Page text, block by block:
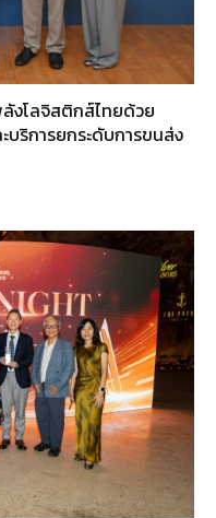
ลังโลจิสติกส์ไทยด้วย
บริการยกระดับการขนส่ง